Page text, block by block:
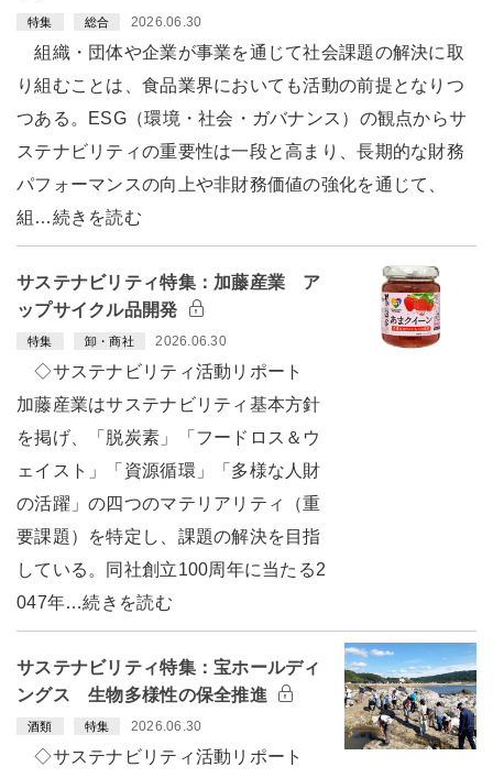
特集 総合 2026.06.30
組織・団体や企業が事業を通じて社会課題の解決に取
り組むことは、食品業界においても活動の前提となりつ
つある。ESG（環境・社会・ガバナンス）の観点からサ
ステナビリティの重要性は一段と高まり、長期的な財務
パフォーマンスの向上や非財務価値の強化を通じて、
組…続きを読む
サステナビリティ特集：加藤産業 ア
ップサイクル品開発
特集 卸・商社 2026.06.30
◇サステナビリティ活動リポート
加藤産業はサステナビリティ基本方針
を掲げ、「脱炭素」「フードロス＆ウ
ェイスト」「資源循環」「多様な人財
の活躍」の四つのマテリアリティ（重
要課題）を特定し、課題の解決を目指
している。同社創立100周年に当たる2
047年…続きを読む
サステナビリティ特集：宝ホールディ
ングス 生物多様性の保全推進
酒類 特集 2026.06.30
◇サステナビリティ活動リポート